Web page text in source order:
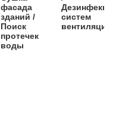
фасада
зданий /
Поиск
протечек
воды
систем
вентиляции